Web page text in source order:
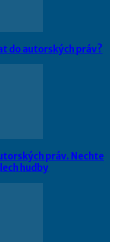
do autorských práv?
práv. Nechte
hudby